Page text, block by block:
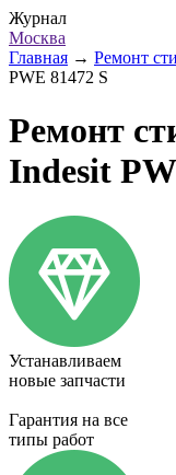
Журнал
Москва
Главная → Ремонт
PWE 81472 S
Ремонт
Indesit
Устанавливаем
новые запчасти
Гарантия на все
типы работ